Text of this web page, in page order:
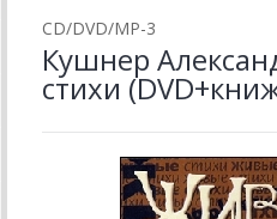
CD/DVD/MP-3
Кушнер
стихи